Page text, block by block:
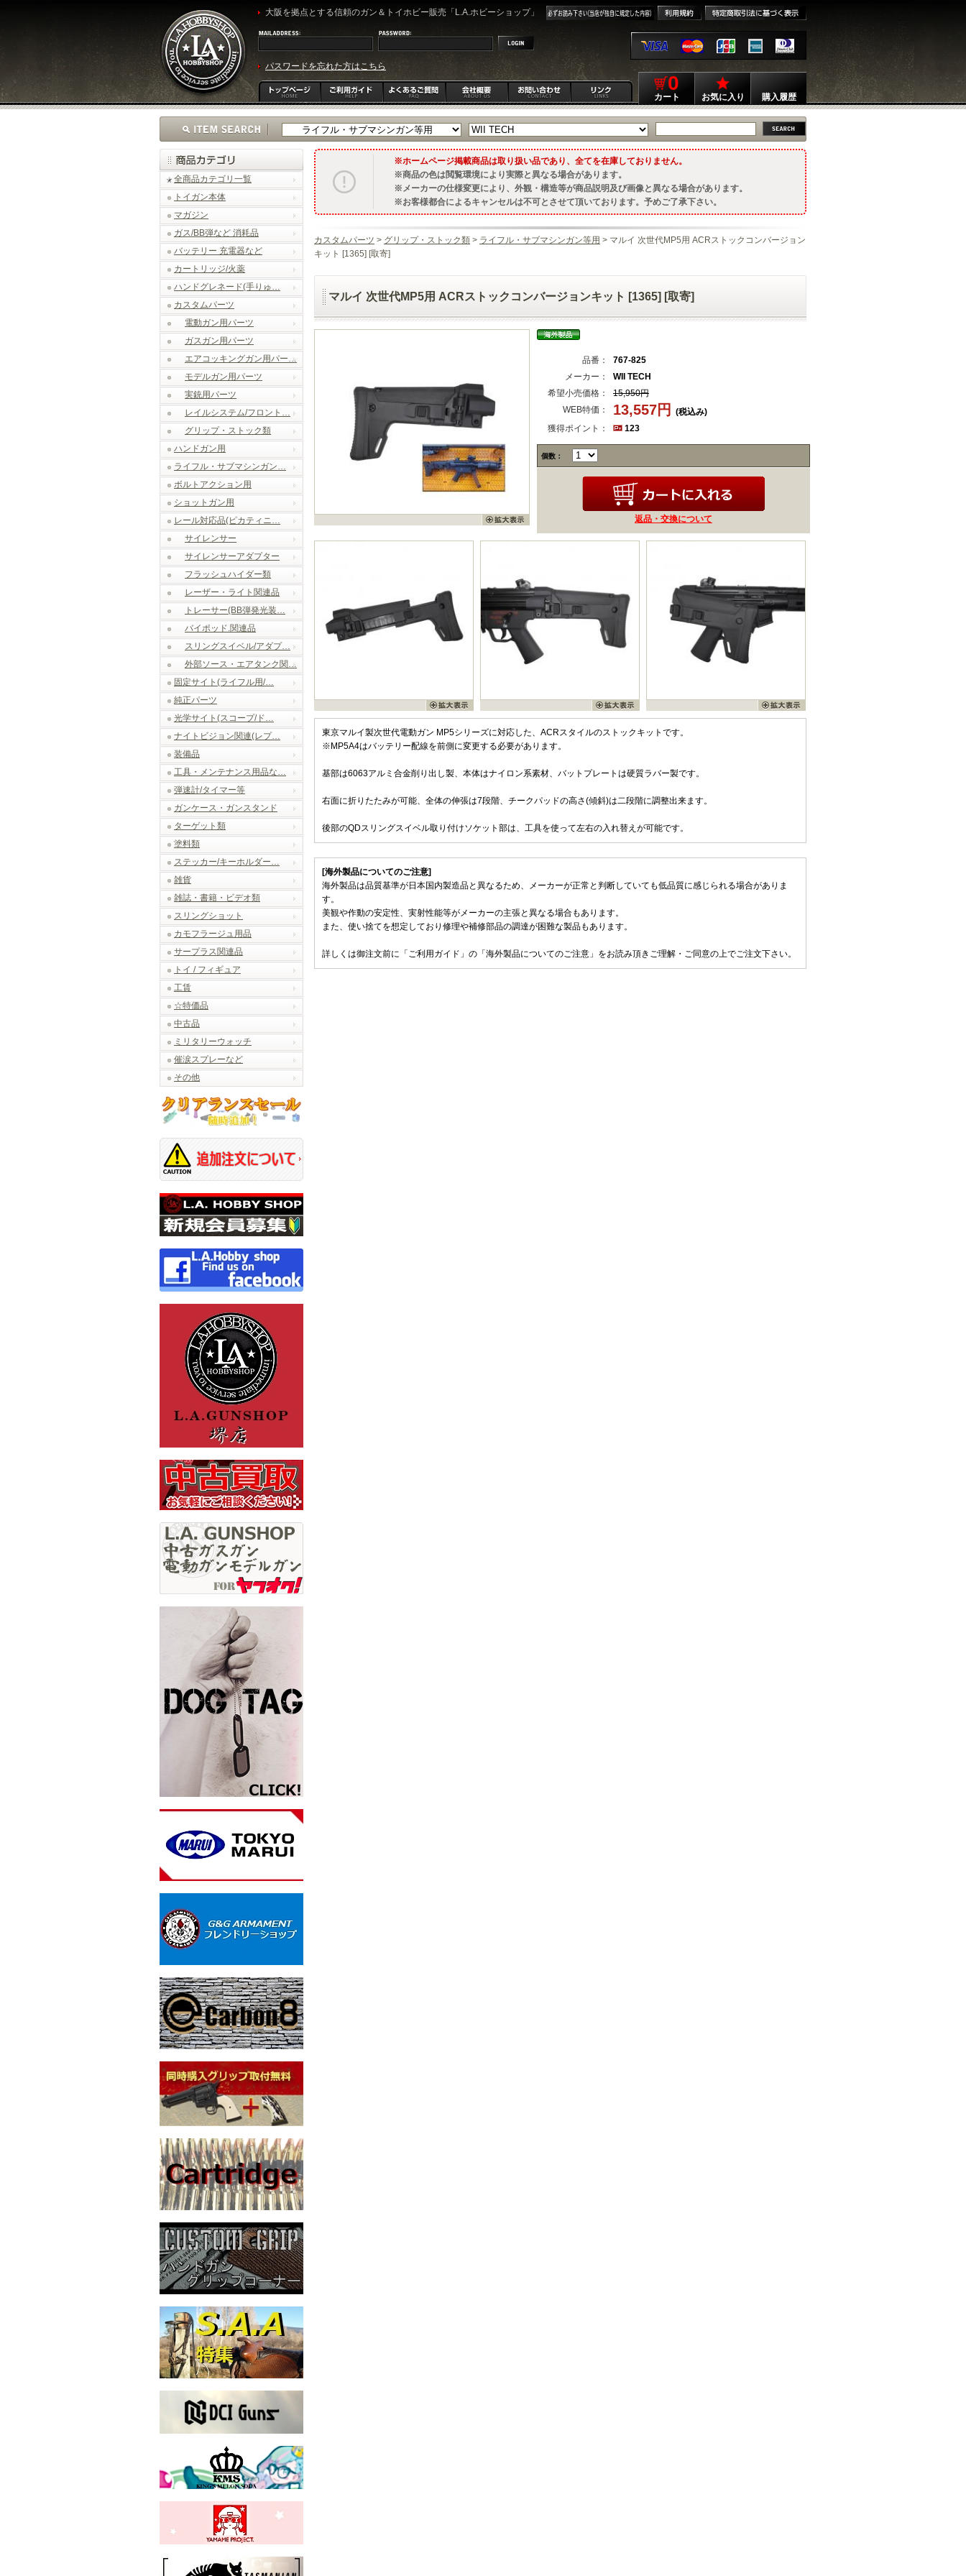
大阪を拠点とする信頼のガン＆トイホビー販売「L.A.ホビーショップ」
パスワードを忘れた方はこちら
0
カート お気に入り 購入履歴
全商品カテゴリ一覧
トイガン本体
マガジン
ガス/BB弾など 消耗品
バッテリー 充電器など
カートリッジ/火薬
ハンドグレネード(手りゅ…
カスタムパーツ
電動ガン用パーツ
ガスガン用パーツ
エアコッキングガン用パー…
モデルガン用パーツ
実銃用パーツ
レイルシステム/フロント…
グリップ・ストック類
ハンドガン用
ライフル・サブマシンガン…
ボルトアクション用
ショットガン用
レール対応品(ピカティニ…
サイレンサー
サイレンサーアダプター
フラッシュハイダー類
レーザー・ライト関連品
トレーサー(BB弾発光装…
バイポッド.関連品
スリングスイベル/アダプ…
外部ソース・エアタンク関…
固定サイト(ライフル用/…
純正パーツ
光学サイト(スコープ/ド…
ナイトビジョン関連(レプ…
装備品
工具・メンテナンス用品な…
弾速計/タイマー等
ガンケース・ガンスタンド
ターゲット類
塗料類
ステッカー/キーホルダー…
雑貨
雑誌・書籍・ビデオ類
スリングショット
カモフラージュ用品
サープラス関連品
トイ / フィギュア
工賃
☆特価品
中古品
ミリタリーウォッチ
催涙スプレーなど
その他
ホームページ掲載商品は取り扱い品であり、全てを在庫しておりません。
商品の色は閲覧環境により実際と異なる場合があります。
メーカーの仕様変更により、外観・構造等が商品説明及び画像と異なる場合があります。
お客様都合によるキャンセルは不可とさせて頂いております。予めご了承下さい。
カスタムパーツ > グリップ・ストック類 > ライフル・サブマシンガン等用 > マルイ 次世代MP5用 ACRストックコンバージョン
キット [1365] [取寄]
マルイ 次世代MP5用 ACRストックコンバージョンキット [1365] [取寄]
品番：
767-825
メーカー：
WII TECH
希望小売価格：
15,950円
WEB特価：
13,557円
(税込み)
獲得ポイント：
123
個数：
返品・交換について
東京マルイ製次世代電動ガン MP5シリーズに対応した、ACRスタイルのストックキットです。
※MP5A4はバッテリー配線を前側に変更する必要があります。
基部は6063アルミ合金削り出し製、本体はナイロン系素材、バットプレートは硬質ラバー製です。
右面に折りたたみが可能、全体の伸張は7段階、チークパッドの高さ(傾斜)は二段階に調整出来ます。
後部のQDスリングスイベル取り付けソケット部は、工具を使って左右の入れ替えが可能です。
[海外製品についてのご注意]
海外製品は品質基準が日本国内製造品と異なるため、メーカーが正常と判断していても低品質に感じられる場合がありま
す。
美観や作動の安定性、実射性能等がメーカーの主張と異なる場合もあります。
また、使い捨てを想定しており修理や補修部品の調達が困難な製品もあります。
詳しくは御注文前に「ご利用ガイド」の「海外製品についてのご注意」をお読み頂きご理解・ご同意の上でご注文下さい。